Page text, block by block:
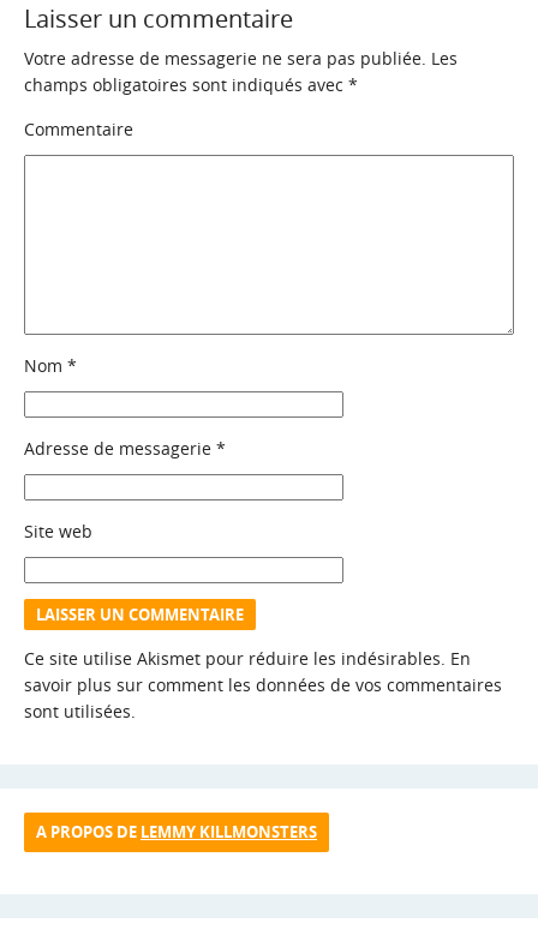
Laisser un commentaire
Votre adresse de messagerie ne sera pas publiée. Les
champs obligatoires sont indiqués avec *
Commentaire
Nom *
Adresse de messagerie *
Site web
Ce site utilise Akismet pour réduire les indésirables. En
savoir plus sur comment les données de vos commentaires
sont utilisées.
A PROPOS DE LEMMY KILLMONSTERS